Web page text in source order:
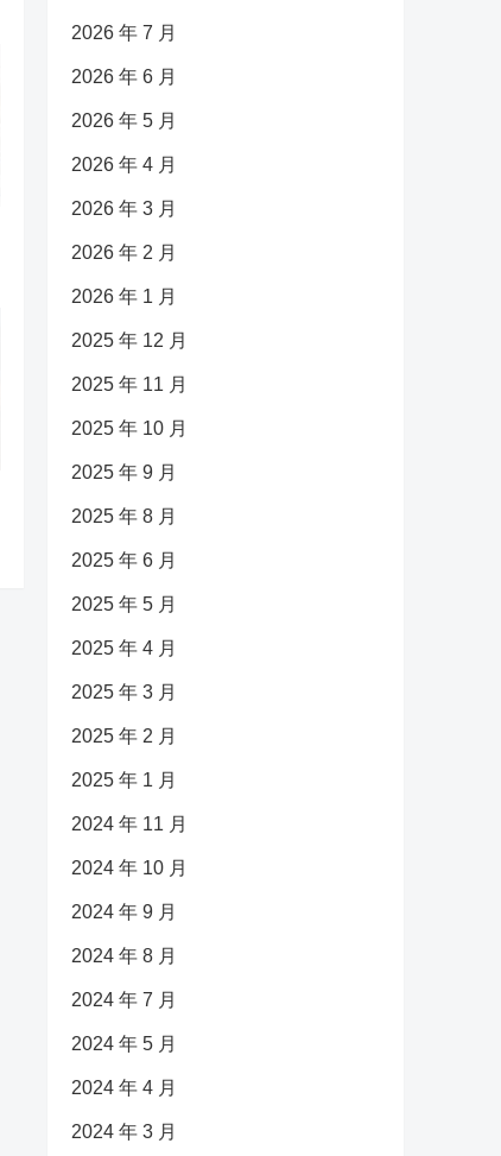
2026 年 7 月
2026 年 6 月
2026 年 5 月
2026 年 4 月
2026 年 3 月
2026 年 2 月
2026 年 1 月
2025 年 12 月
2025 年 11 月
2025 年 10 月
2025 年 9 月
2025 年 8 月
2025 年 6 月
2025 年 5 月
2025 年 4 月
2025 年 3 月
2025 年 2 月
2025 年 1 月
2024 年 11 月
2024 年 10 月
2024 年 9 月
2024 年 8 月
2024 年 7 月
2024 年 5 月
2024 年 4 月
2024 年 3 月